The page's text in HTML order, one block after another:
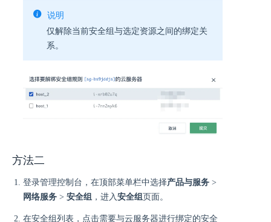
说明
仅解除当前安全组与选定资源之间的绑定关
系。
方法二
登录管理控制台，在顶部菜单栏中选择产品与服务 >
网络服务 > 安全组 ，进入安全组页面。
在安全组列表，点击需要与云服务器进行绑定的安全